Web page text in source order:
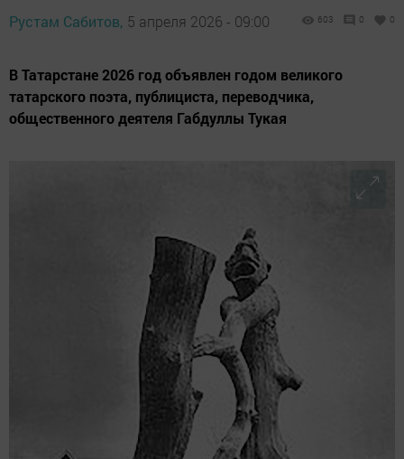
Рустам Сабитов, 5 апреля 2026 - 09:00 603 0 0
В Татарстане 2026 год объявлен годом великого
татарского поэта, публициста, переводчика,
общественного деятеля Габдуллы Тукая